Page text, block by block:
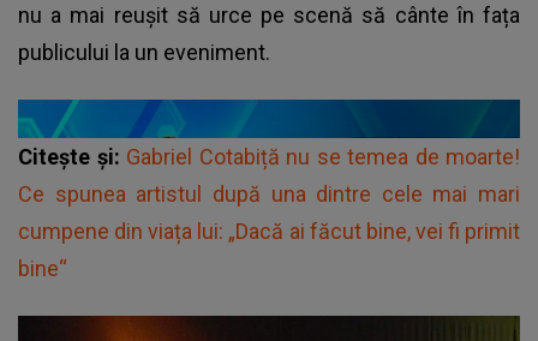
nu a mai reușit să urce pe scenă să cânte în fața
publicului la un eveniment.
Citește și: Gabriel Cotabiță nu se temea de moarte!
Ce spunea artistul după una dintre cele mai mari
cumpene din viața lui: „Dacă ai făcut bine, vei fi primit
bine“